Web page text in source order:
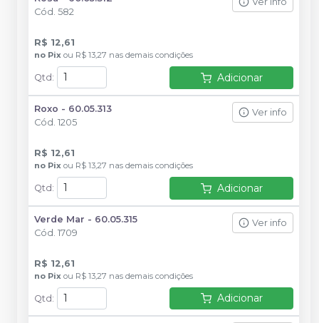
Cód. 582
R$ 12,61
no Pix ou R$ 13,27 nas demais condições
Qtd : Adicionar
Roxo - 60.05.313
Cód. 1205
Ver info
R$ 12,61
no Pix ou R$ 13,27 nas demais condições
Qtd : Adicionar
Verde Mar - 60.05.315
Cód. 1709
Ver info
R$ 12,61
no Pix ou R$ 13,27 nas demais condições
Qtd: Adicionar